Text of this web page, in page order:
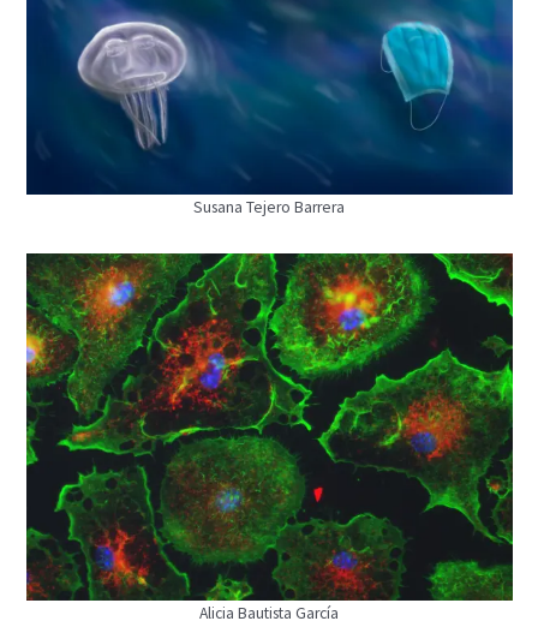
Susana Tejero Barrera
Alicia Bautista García